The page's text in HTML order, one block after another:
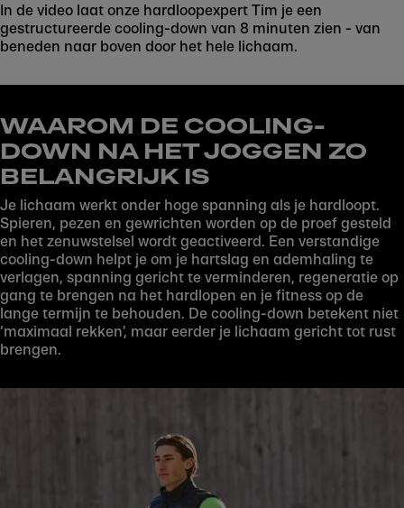
Play
In de video laat onze hardloopexpert Tim je een
gestructureerde cooling-down van 8 minuten zien - van
beneden naar boven door het hele lichaam.
WAAROM DE COOLING-
DOWN NA HET JOGGEN ZO
BELANGRIJK IS
Je lichaam werkt onder hoge spanning als je hardloopt.
Spieren, pezen en gewrichten worden op de proef gesteld
en het zenuwstelsel wordt geactiveerd. Een verstandige
cooling-down helpt je om je hartslag en ademhaling te
verlagen, spanning gericht te verminderen, regeneratie op
gang te brengen na het hardlopen en je fitness op de
lange termijn te behouden. De cooling-down betekent niet
‘maximaal rekken’, maar eerder je lichaam gericht tot rust
brengen.